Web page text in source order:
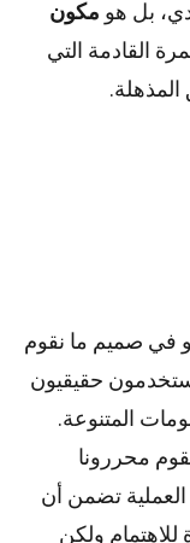
بل هو مكون
القادمة التي
المذهلة.
في صميم ما نقوم
حقيقيون
المتنوعة.
محررونا
تضمن أن
ولكن